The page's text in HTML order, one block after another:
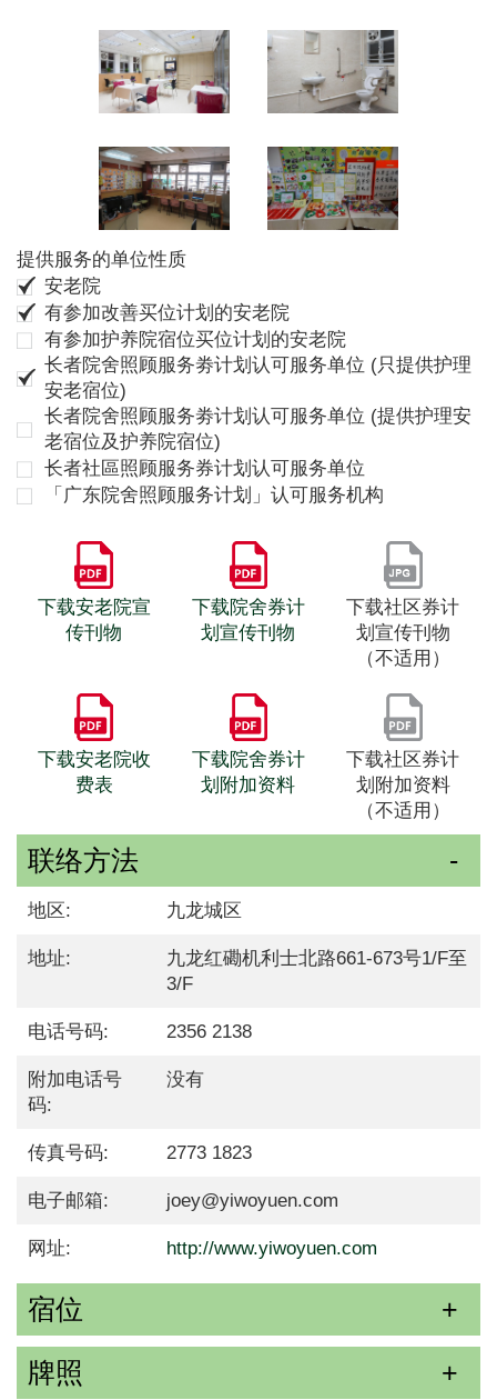
提供服务的单位性质
安老院
有参加改善买位计划的安老院
有参加护养院宿位买位计划的安老院
长者院舍照顾服务劵计划认可服务单位 (只提供护理
安老宿位)
长者院舍照顾服务劵计划认可服务单位 (提供护理安
老宿位及护养院宿位)
长者社區照顾服务券计划认可服务单位
「广东院舍照顾服务计划」认可服务机构
下载安老院宣
传刊物
下载院舍券计
划宣传刊物
下载社区券计
划宣传刊物
（不适用）
下载安老院收
费表
下载院舍券计
划附加资料
下载社区券计
划附加资料
（不适用）
联络方法
地区: 九龙城区
地址:
九龙红磡机利士北路661-673号1/F至
3/F
电话号码: 2356 2138
附加电话号
码:
没有
传真号码: 2773 1823
电子邮箱: joey@yiwoyuen.com
网址: http://www.yiwoyuen.com
宿位
牌照